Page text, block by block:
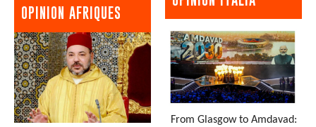
OPINION AFRIQUES
From Glasgow to Amdavad: